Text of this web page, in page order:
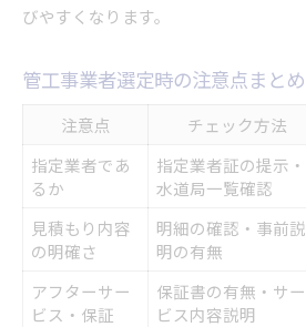
びやすくなります。
管工事業者選定時の注意点まとめ
注意点 チェック方法
指定業者であ
るか
指定業者証の提示・
水道局一覧確認
見積もり内容
の明確さ
明細の確認・事前説
明の有無
アフターサー
ビス・保証
保証書の有無・サー
ビス内容説明